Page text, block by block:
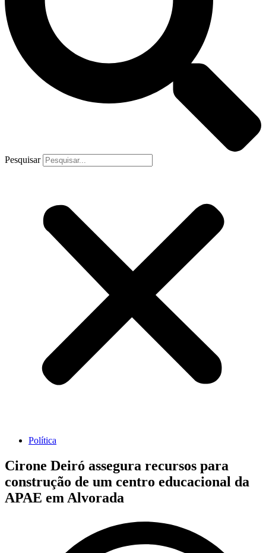
Pesquisar
Política
Cirone Deiró assegura recursos para
construção de um centro educacional da
APAE em Alvorada